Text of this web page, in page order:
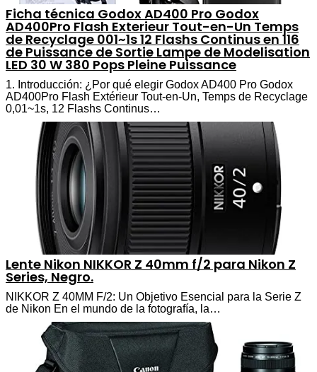
Ficha técnica Godox AD400 Pro Godox
AD400Pro Flash Exterieur Tout-en-Un Temps
de Recyclage 001~1s 12 Flashs Continus en 116
de Puissance de Sortie Lampe de Modelisation
LED 30 W 380 Pops Pleine Puissance
1. Introducción: ¿Por qué elegir Godox AD400 Pro Godox
AD400Pro Flash Extérieur Tout-en-Un, Temps de Recyclage
0,01~1s, 12 Flashs Continus…
Lente Nikon NIKKOR Z 40mm f/2 para Nikon Z
Series, Negro.
NIKKOR Z 40MM F/2: Un Objetivo Esencial para la Serie Z
de Nikon En el mundo de la fotografía, la…